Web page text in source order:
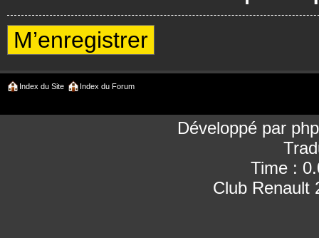
M’enregistrer
Index du Site Index du Forum
Développé par
Time :
Club Renault